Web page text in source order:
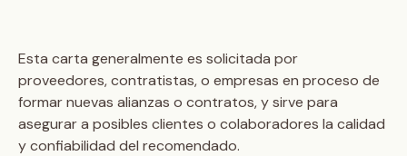
Esta carta generalmente es solicitada por
proveedores, contratistas, o empresas en proceso de
formar nuevas alianzas o contratos, y sirve para
asegurar a posibles clientes o colaboradores la calidad
y confiabilidad del recomendado.